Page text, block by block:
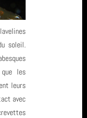
soleil.
les
leurs
avec